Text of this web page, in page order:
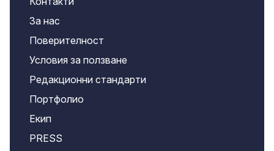
За нас
Поверителност
Условия за ползване
Редакционни стандарти
Портфолио
Екип
PRESS